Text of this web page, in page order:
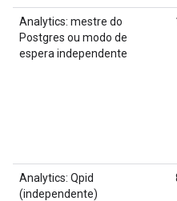
Analytics: mestre do
Postgres ou modo de
espera independente
Analytics: Qpid
(independente)